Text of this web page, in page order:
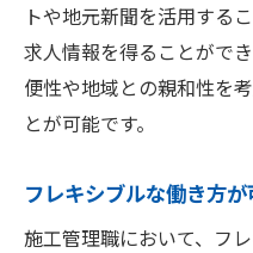
トや地元新聞を活用する
求人情報を得ることがで
便性や地域との親和性を
とが可能です。
フレキシブルな働き方
施工管理職において、フ